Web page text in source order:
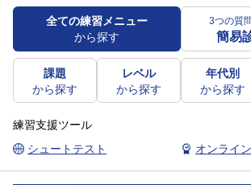
全ての練習メニュー
から探す
3つの質
簡易
課題
から探す
レベル
から探す
年代別
から探す
練習支援ツール
シュートテスト
オンライ